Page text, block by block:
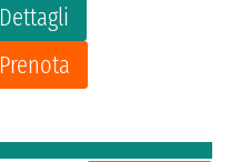
Dettagli
Prenota